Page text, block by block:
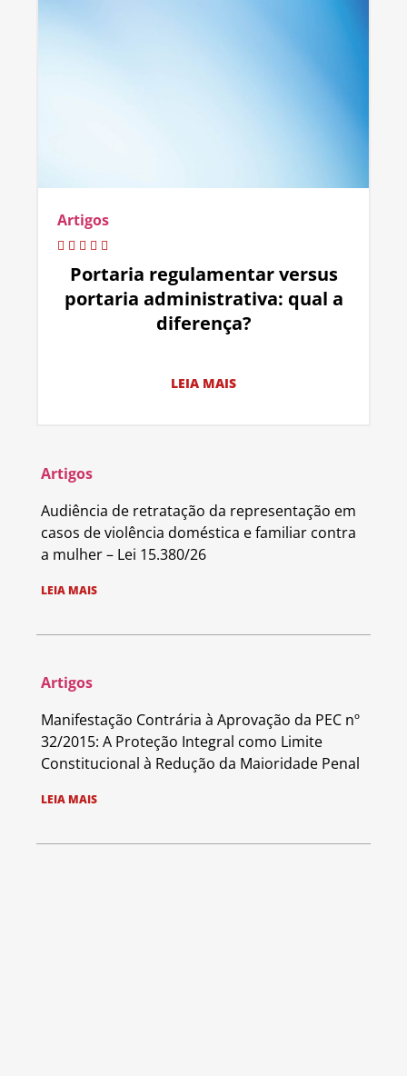
Artigos
Portaria regulamentar versus
portaria administrativa: qual a
diferença?
LEIA MAIS
Artigos
Audiência de retratação da representação em
casos de violência doméstica e familiar contra
a mulher – Lei 15.380/26
LEIA MAIS
Artigos
Manifestação Contrária à Aprovação da PEC nº
32/2015: A Proteção Integral como Limite
Constitucional à Redução da Maioridade Penal
LEIA MAIS